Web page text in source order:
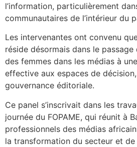
l’information, particulièrement
communautaires de l’intérieur du
Les intervenantes ont convenu
réside désormais dans le passage
des femmes dans les médias à
effective aux espaces de
gouvernance éditoriale.
Ce panel s’inscrivait dans les
journée du FOPAME, qui réunit à
professionnels des médias
la transformation du secteur et